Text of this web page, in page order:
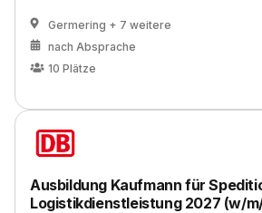
Germering + 7 weitere
nach Absprache
10 Plätze
Ausbildung Kaufmann für
Logistikdienstleistung 2027 (w/